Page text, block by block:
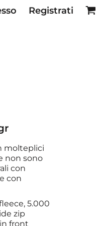
Registrati
molteplici
non sono
con
con
5.000
zip
front